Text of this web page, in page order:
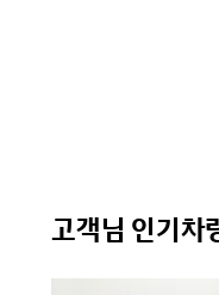
고객님 인기차